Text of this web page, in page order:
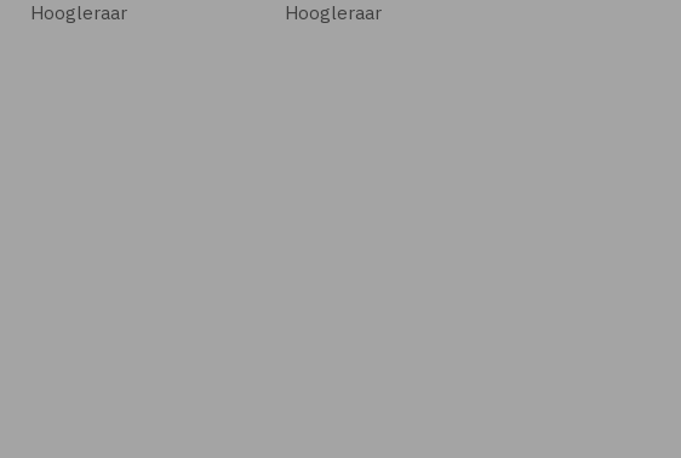
Hoogleraar
Hoogleraar